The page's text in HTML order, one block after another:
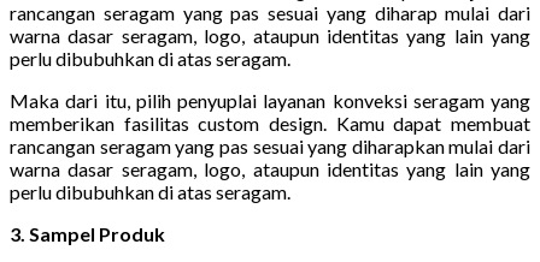
rancangan seragam yang pas sesuai yang diharap mulai dari
warna dasar seragam, logo, ataupun identitas yang lain yang
perlu dibubuhkan di atas seragam.
Maka dari itu, pilih penyuplai layanan konveksi seragam yang
memberikan fasilitas custom design. Kamu dapat membuat
rancangan seragam yang pas sesuai yang diharapkan mulai dari
warna dasar seragam, logo, ataupun identitas yang lain yang
perlu dibubuhkan di atas seragam.
3. Sampel Produk